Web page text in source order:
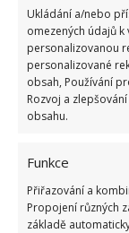
Ukládání a/nebo
omezených údajů
personalizovanou
personalizované
obsah, Používání
Rozvoj a
obsahu.
Funkce
Přiřazování a
Propojení různých
základě
Přidejte svůj
KOMENTOVAT